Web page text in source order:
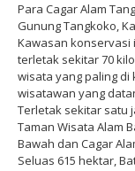
Para Cagar Alam
Gunung Tangkoko,
Kawasan konservasi
terletak sekitar 70
wisata yang paling
wisatawan yang
Terletak sekitar satu
Taman Wisata Alam
Bawah dan Cagar
Seluas 615 hektar,